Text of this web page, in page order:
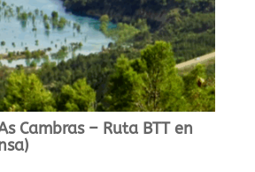
Cambras – Ruta BTT en